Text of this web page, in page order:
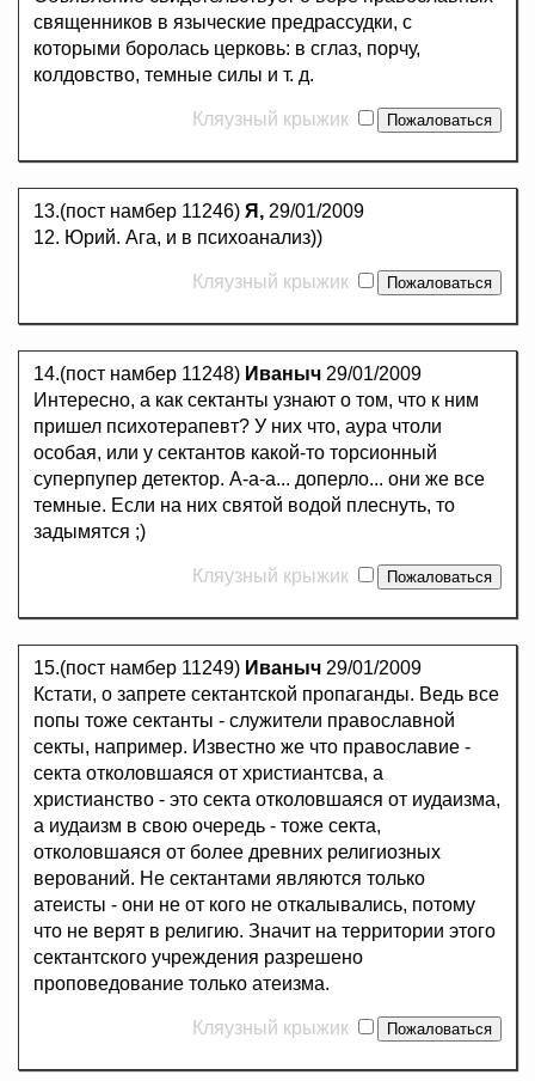
священников в языческие предрассудки, с
которыми боролась церковь: в сглаз, порчу,
колдовство, темные силы и т. д.
Кляузный крыжик
13.(пост намбер 11246) Я, 29/01/2009
12. Юрий. Ага, и в психоанализ))
Кляузный крыжик
14.(пост намбер 11248) Иваныч 29/01/2009
Интересно, а как сектанты узнают о том, что к ним
пришел психотерапевт? У них что, аура чтоли
особая, или у сектантов какой-то торсионный
суперпупер детектор. А-а-а... доперло... они же все
темные. Если на них святой водой плеснуть, то
задымятся ;)
Кляузный крыжик
15.(пост намбер 11249) Иваныч 29/01/2009
Кстати, о запрете сектантской пропаганды. Ведь все
попы тоже сектанты - служители православной
секты, например. Известно же что православие -
секта отколовшаяся от христиантсва, а
христианство - это секта отколовшаяся от иудаизма,
а иудаизм в свою очередь - тоже секта,
отколовшаяся от более древних религиозных
верований. Не сектантами являются только
атеисты - они не от кого не откалывались, потому
что не верят в религию. Значит на территории этого
сектантского учреждения разрешено
проповедование только атеизма.
Кляузный крыжик